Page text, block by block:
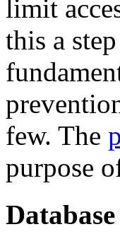
limit
this a
few. The
purpose